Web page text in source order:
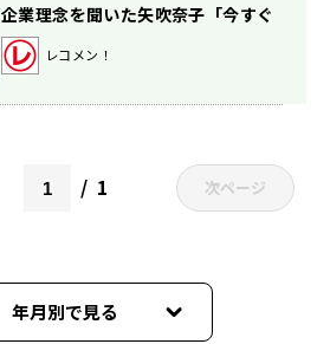
企業理念を聞いた矢吹奈子「今すぐ
じゃなくて、100年先まで見据えて
今を作っていくという、素敵な言葉
レコメン！
1 次ページ
年月別で見る